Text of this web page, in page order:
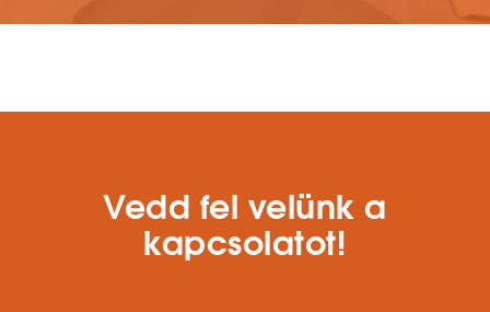
Vedd fel velünk a
kapcsolatot!